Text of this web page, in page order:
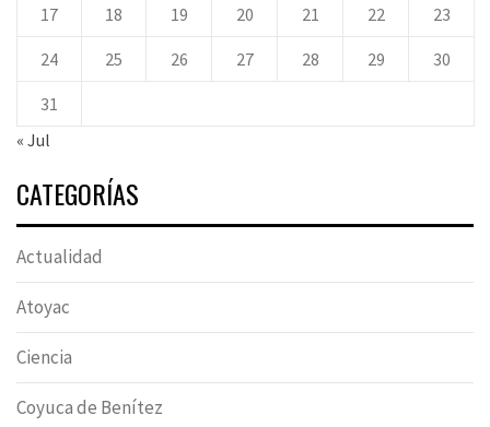
17 18 19 20 21 22 23
24 25 26 27 28 29 30
31
« Jul
CATEGORÍAS
Actualidad
Atoyac
Ciencia
Coyuca de Benítez